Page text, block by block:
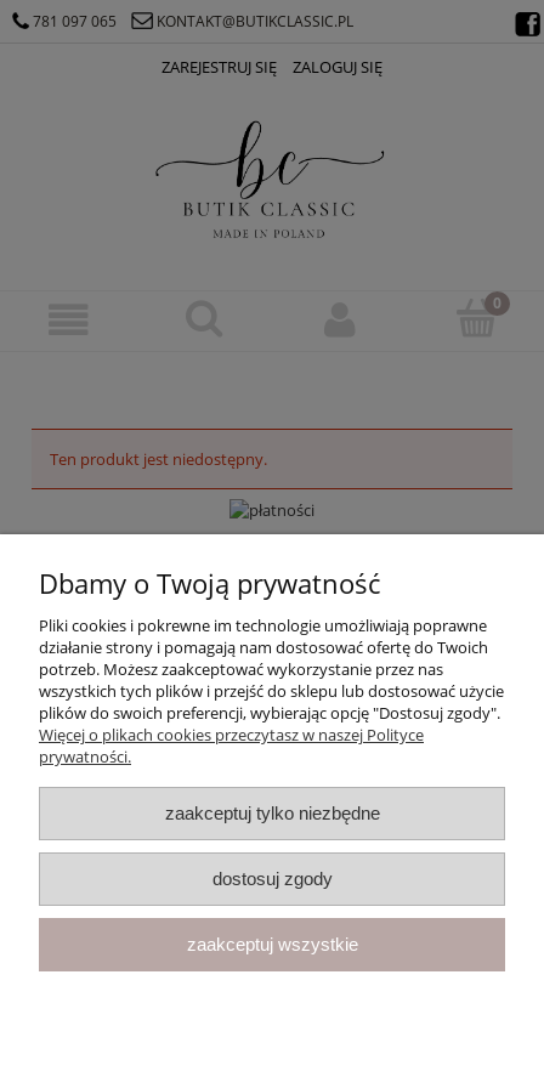
781 097 065 KONTAKT@BUTIKCLASSIC.PL
ZAREJESTRUJ SIĘ ZALOGUJ SIĘ
Ten produkt jest niedostępny.
Moje konto
Płatności i dostawa
Informacje
Kolonia Borek | NIP: 5731439888 | Telefon:+48 781 097 065| E-
kontakt@butikclassic.pl
pokaż pełną wersję strony
Sklep internetowy Shoper Premium
Dbamy o Twoją prywatność
Pliki cookies i pokrewne im technologie umożliwiają poprawne
działanie strony i pomagają nam dostosować ofertę do Twoich
potrzeb. Możesz zaakceptować wykorzystanie przez nas
wszystkich tych plików i przejść do sklepu lub dostosować użycie
plików do swoich preferencji, wybierając opcję "Dostosuj zgody".
Więcej o plikach cookies przeczytasz w naszej Polityce
prywatności.
zaakceptuj tylko niezbędne
dostosuj zgody
zaakceptuj wszystkie